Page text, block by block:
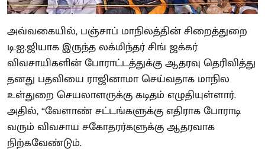
அவ்வகையில், பஞ்சாப் மாநிலத்தின் சிறைத்துறை
டி.ஐ.ஜியாக இருந்த லக்மிந்தர் சிங் ஜக்கர்
விவசாயிகளின் போராட்டத்துக்கு ஆதரவு தெரிவித்து
தனது பதவியை ராஜினாமா செய்வதாக மாநில
உள்துறை செயலாளருக்கு கடிதம் எழுதியுள்ளார்.
அதில், “வேளாண் சட்டங்களுக்கு எதிராக போராடி
வரும் விவசாய சகோதரர்களுக்கு ஆதரவாக
நிற்கவேண்டும்.